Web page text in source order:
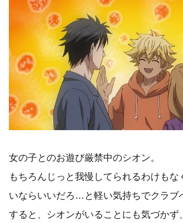
女の子とのお遊び厳禁中のシオン。
もちろんじっと我慢してられるわけもな
いならいいだろ…と軽い気持ちでクラブ
すると、シオンがいることにも気づかず